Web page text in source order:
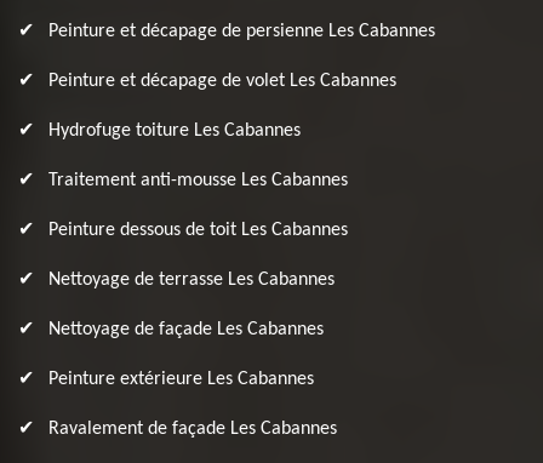
Peinture et décapage de persienne Les Cabannes
Peinture et décapage de volet Les Cabannes
Hydrofuge toiture Les Cabannes
Traitement anti-mousse Les Cabannes
Peinture dessous de toit Les Cabannes
Nettoyage de terrasse Les Cabannes
Nettoyage de façade Les Cabannes
Peinture extérieure Les Cabannes
Ravalement de façade Les Cabannes